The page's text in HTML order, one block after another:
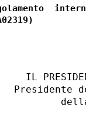
IL
Presidente